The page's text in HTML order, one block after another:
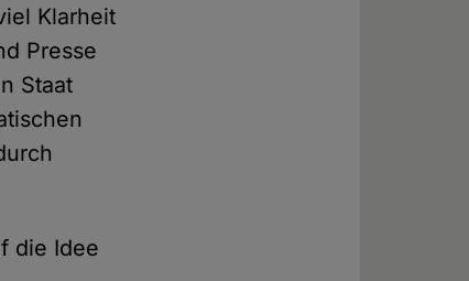
Klarheit
Presse
Staat
die Idee